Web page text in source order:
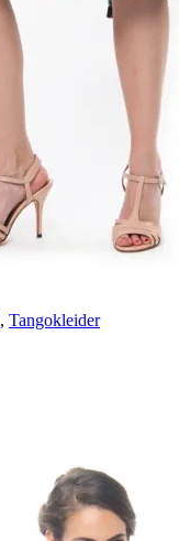
, Tangokleider